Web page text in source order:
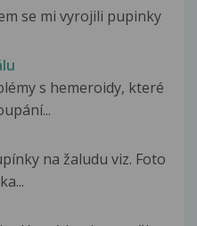
se mi vyrojili pupinky
s hemeroidy, které
na žaludu viz. Foto